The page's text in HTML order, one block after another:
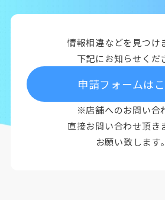
情報相違などを見つけ
下記にお知らせくだ
申請フォームは
※店舗へのお問い合
直接お問い合わせ頂き
お願い致します。